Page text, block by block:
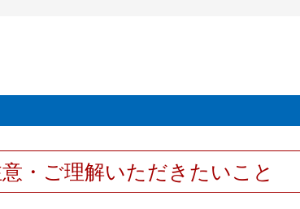
・ご理解いただきたいこと